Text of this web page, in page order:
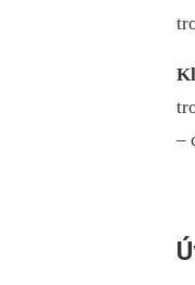
–⁠